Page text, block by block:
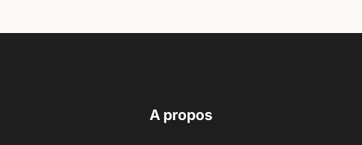
A propos